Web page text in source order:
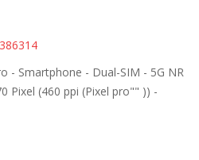
- Smartphone - Dual-SIM - 5G NR
Pixel (460 ppi (Pixel pro"" )) -